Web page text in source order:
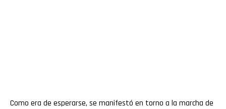
Como era de esperarse, se manifestó en torno a la marcha de